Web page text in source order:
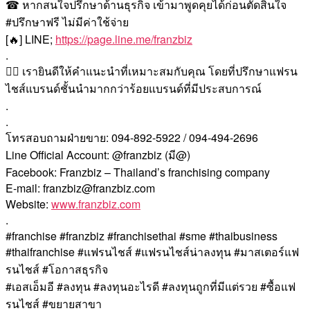
☎ หากสนใจปรึกษาด้านธุรกิจ เข้ามาพูดคุยได้ก่อนตัดสินใจ
#ปรึกษาฟรี ไม่มีค่าใช้จ่าย
[🔥] LINE; https://page.line.me/franzbiz
.
🙇‍♀️ เรายินดีให้คำแนะนำที่เหมาะสมกับคุณ โดยที่ปรึกษาแฟรน
ไชส์แบรนด์ชั้นนำมากกว่าร้อยแบรนด์ที่มีประสบการณ์
.
.
โทรสอบถามฝ่ายขาย: 094-892-5922 / 094-494-2696
Line Official Account: @franzbiz (มี@)
Facebook: Franzbiz – Thailand’s franchising company
E-mail: franzbiz@franzbiz.com
Website: www.franzbiz.com
.
#franchise #franzbiz #franchisethai #sme #thaibusiness
#thaifranchise #แฟรนไชส์ #แฟรนไชส์น่าลงทุน #มาสเตอร์แฟ
รนไชส์ #โอกาสธุรกิจ
#เอสเอ็มอี #ลงทุน #ลงทุนอะไรดี #ลงทุนถูกที่มีแต่รวย #ซื้อแฟ
รนไชส์ #ขยายสาขา